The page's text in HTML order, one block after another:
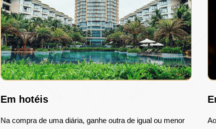
Em hotéis
Na compra de uma diária, ganhe outra de igual ou menor